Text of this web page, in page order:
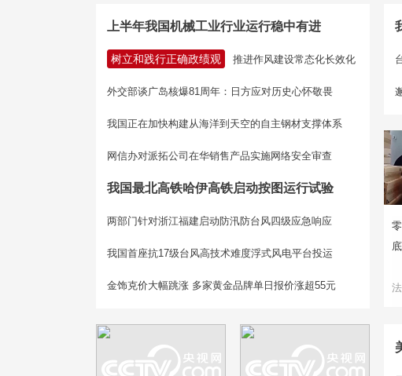
上半年我国机械工业行业运行稳中有进
树立和践行正确政绩观 推进作风建设常态化长效化
外交部谈广岛核爆81周年：日方应对历史心怀敬畏
我国正在加快构建从海洋到天空的自主钢材支撑体系
网信办对派拓公司在华销售产品实施网络安全审查
我国最北高铁哈伊高铁启动按图运行试验
两部门针对浙江福建启动防汛防台风四级应急响应
我国首座抗17级台风高技术难度浮式风电平台投运
金饰克价大幅跳涨 多家黄金品牌单日报价涨超55元